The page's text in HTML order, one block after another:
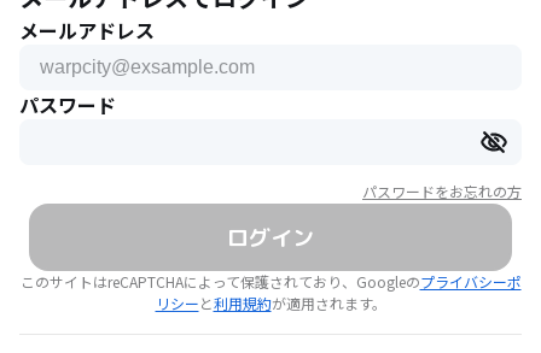
メールアドレス
パスワード
パスワードをお忘れの方
ログイン
このサイトはreCAPTCHAによって保護されており、Googleのプライバシーポ
リシーと利用規約が適用されます。